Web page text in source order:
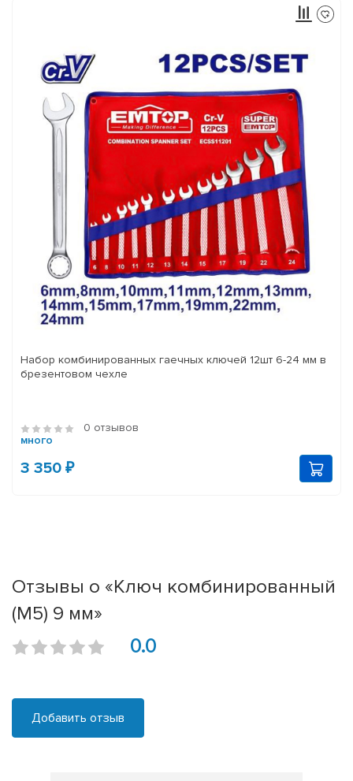
Набор комбинированных гаечных ключей 12шт 6-24 мм в
брезентовом чехле
0 отзывов
много
3 350 ₽
Отзывы о «Ключ комбинированный
(М5) 9 мм»
0.0
Добавить отзыв